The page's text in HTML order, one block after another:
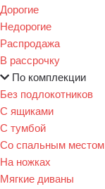
Дорогие
Недорогие
Распродажа
В рассрочку
По комплекции
Без подлокотников
С ящиками
С тумбой
Со спальным местом
На ножках
Мягкие диваны